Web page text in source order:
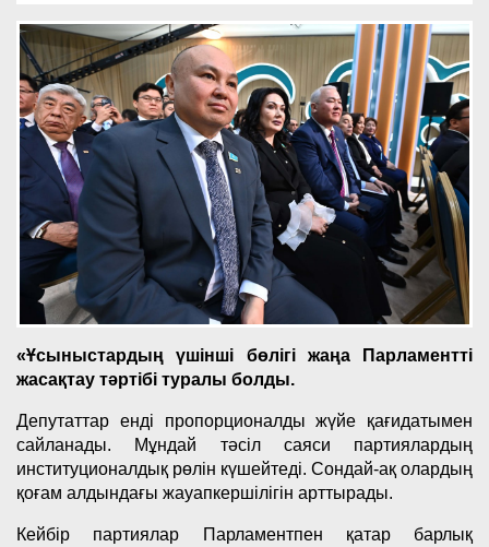
«Ұсыныстардың үшінші бөлігі жаңа Парламентті
жасақтау тәртібі туралы болды.
Депутаттар енді пропорционалды жүйе қағидатымен
сайланады. Мұндай тәсіл саяси партиялардың
институционалдық рөлін күшейтеді. Сондай-ақ олардың
қоғам алдындағы жауапкершілігін арттырады.
Кейбір партиялар Парламентпен қатар барлық